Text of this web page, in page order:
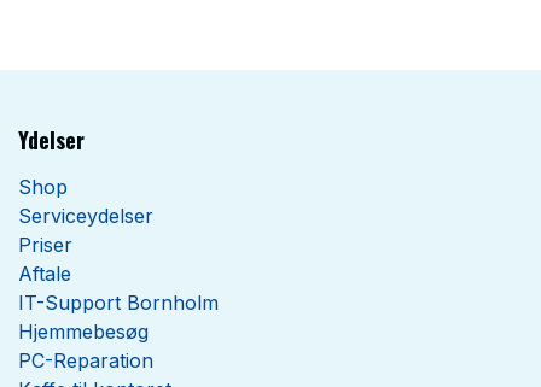
Ydelser
Shop
Serviceydelser
Priser
Aftale
IT-Support Bornholm
Hjemmebesøg
PC-Reparation